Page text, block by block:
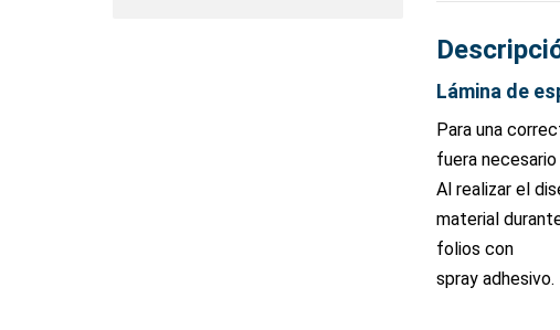
Lámina de
Para una
fuera
Al realizar el
material
folios con
spray adhesivo.